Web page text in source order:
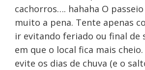
cachorros…. hahaha O
muito a pena. Tente apenas
ir evitando feriado ou final de
em que o local fica mais cheio.
evite os dias de chuva (e o